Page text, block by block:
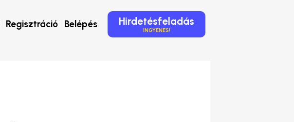
Hirdetésfeladás
INGYENES!
Belépés
Regisztráció